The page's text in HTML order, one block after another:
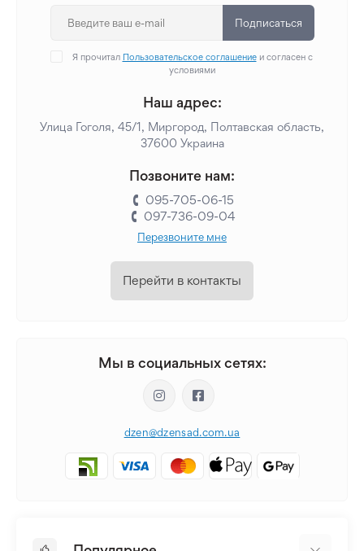
Подписаться
Я прочитал Пользовательское соглашениеи согласен с
условиями
Наш адрес:
Улица Гоголя, 45/1, Миргород, Полтавская область,
37600 Украина
Позвоните нам:
095-705-06-15
097-736-09-04
Перезвоните мне
Перейти в контакты
Мы в социальных сетях:
dzen@dzensad.com.ua